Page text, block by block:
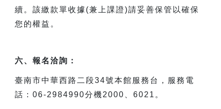
續。該繳款單收據(兼上課證)請妥善保管以確保
您的權益。
六、報名洽詢：
臺南市中華西路二段34號本館服務台，服務電
話：06-2984990分機2000、6021。